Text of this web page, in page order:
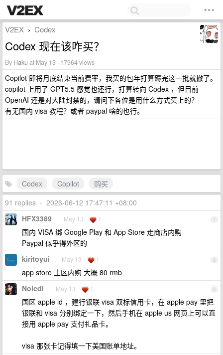
V2EX › Codex
Codex 现在该咋买？
By Haku at May 13 · 17964 views
Copilot 即将月底结束当前费率，我买的包年打算薅完这一批就撤了。
copilot 上用了 GPT5.5 感觉也还行，打算转向 Codex ，但目前
OpenAI 还是对大陆封禁的，请问下各位是用什么方式买上的？
有无国内 visa 教程？或者 paypal 啥的也行。
Codex Copilot
购买
91 replies • 2026-06-12 17:47:11 +08:00
1
HFX3389 May 13 1
国内 VISA 绑 Google Play 和 App Store 走商店内购
Paypal 似乎得外区的
2
kiritoyui May 13 1
app store 土区内购 大概 80 rmb
3
Noicdi May 13 1
国区 apple id ，建行银联 visa 双标信用卡，在 apple pay 里把
银联和 visa 分别绑定一下，然后手机在 apple us 网页上可以直
接用 apple pay 支付礼品卡。
visa 那张卡记得填一下美国账单地址。